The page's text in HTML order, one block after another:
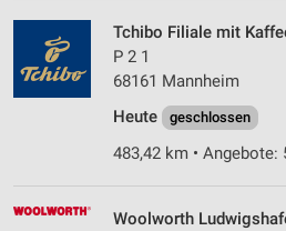
Tchibo Filiale mit
P 2 1
68161 Mannheim
Heute
geschlossen
483,42 km • Angebote:
Woolworth